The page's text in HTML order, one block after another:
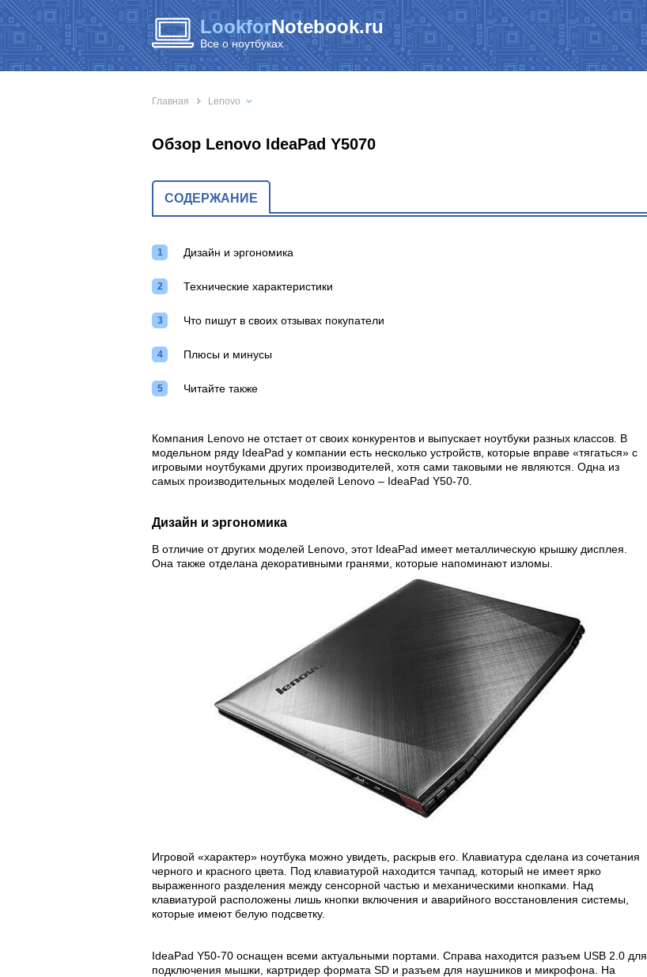
LookforNotebook.ru
Все о ноутбуках
Главная Lenovo
Обзор Lenovo IdeaPad Y5070
СОДЕРЖАНИЕ
Дизайн и эргономика
Технические характеристики
Что пишут в своих отзывах покупатели
Плюсы и минусы
Читайте также
Компания Lenovo не отстает от своих конкурентов и выпускает ноутбуки разных классов. В
модельном ряду IdeaPad у компании есть несколько устройств, которые вправе «тягаться» с
игровыми ноутбуками других производителей, хотя сами таковыми не являются. Одна из
самых производительных моделей Lenovo – IdeaPad Y50-70.
Дизайн и эргономика
В отличие от других моделей Lenovo, этот IdeaPad имеет металлическую крышку дисплея.
Она также отделана декоративными гранями, которые напоминают изломы.
Игровой «характер» ноутбука можно увидеть, раскрыв его. Клавиатура сделана из сочетания
черного и красного цвета. Под клавиатурой находится тачпад, который не имеет ярко
выраженного разделения между сенсорной частью и механическими кнопками. Над
клавиатурой расположены лишь кнопки включения и аварийного восстановления системы,
которые имеют белую подсветку.
IdeaPad Y50-70 оснащен всеми актуальными портами. Справа находится разъем USB 2.0 для
подключения мышки, картридер формата SD и разъем для наушников и микрофона. На